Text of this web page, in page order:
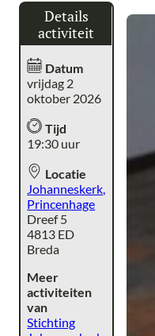
Details
activiteit
Datum
vrijdag 2
oktober 2026
Tijd
19:30 uur
Locatie
Johanneskerk,
Princenhage
Dreef 5
4813 ED
Breda
Meer
activiteiten
van
Stichting